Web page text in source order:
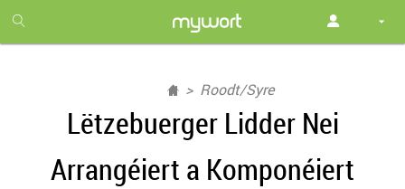
month
free
Roodt/Syre
Lëtzebuerger Lidder Nei
Arrangéiert a Komponéiert